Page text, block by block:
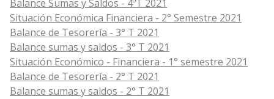
Balance Sumas y Saldos - 4ºT 2021
Situación Económica Financiera - 2° Semestre 2021
Balance de Tesorería - 3° T 2021
Balance sumas y saldos - 3° T 2021
Situación Económico - Financiera - 1° semestre 2021
Balance de Tesorería - 2° T 2021
Balance sumas y saldos - 2° T 2021